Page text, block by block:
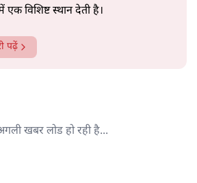
करें
स्वरों में से एक हैं। शिक्षा, समाज,